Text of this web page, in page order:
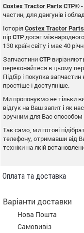
Costex Tractor Parts CTP®
частин, для двигунів і
ІсторіяCostex Tractor
пірCTP досяг
130 країн світу і має 40
ЗапчастиниCTP
переконайтеся в цьому
Підбір і покупка запчастин
простіше і доступніше.
Ми пропонуємо не тільки
відгук на Ваш запит і як
зручним для Вас способом
Так само, ми готові
телефону, отримавши від
техніки на якій
Оплата та доставка
Варіанти доставки
Нова Пошта
Самовивіз